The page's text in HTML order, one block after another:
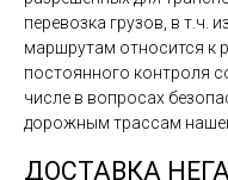
перевозка грузов, в т.ч.
маршрутам относится к
постоянного контроля
числе в вопросах
дорожным трассам
ДОСТАВКА